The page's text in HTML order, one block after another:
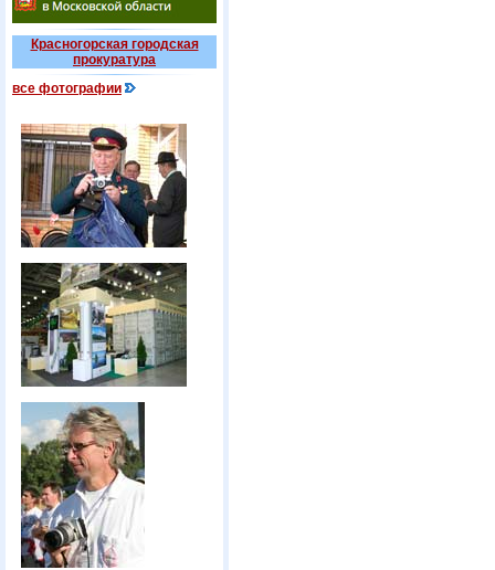
Красногорская городская
прокуратура
все фотографии